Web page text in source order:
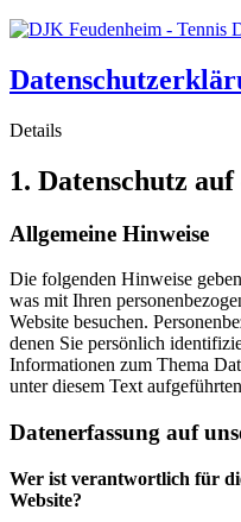
Details
1. Datenschutz
Allgemeine Hinweise
Die folgenden Hinweise
was mit Ihren
Website besuchen.
denen Sie persönlich
Informationen zum Thema
unter diesem Text
Datenerfassung auf
Wer ist verantwortlich für
Website?